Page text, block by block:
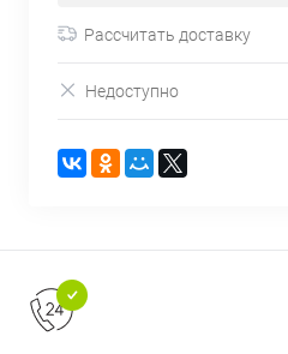
Рассчитать доставку
Недоступно